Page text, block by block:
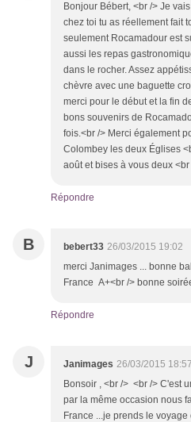
Bonjour Bébert, <br /> Je
chez toi tu as réellement fait
seulement Rocamadour est
aussi les repas
dans le rocher. Assez
chèvre avec une baguette
merci pour le début et la fin
bons souvenirs de
fois.<br /> Merci également
Colombey les deux Églises
août et bises à vous deux <br
Répondre
B bebert33 26/03/2015 19:02
merci Janimages ... bonne
France A+<br /> bonne
Répondre
J Janimages 26/03/2015 18:57
Bonsoir , <br /> <br /> C'est
par la même occasion nous
France ...je prends le